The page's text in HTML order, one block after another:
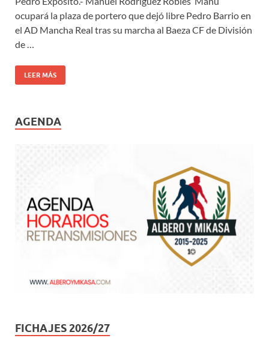
ocupará la plaza de portero que dejó libre Pedro Barrio en
el AD Mancha Real tras su marcha al Baeza CF de División
de …
LEER MÁS
AGENDA
FICHAJES 2026/27